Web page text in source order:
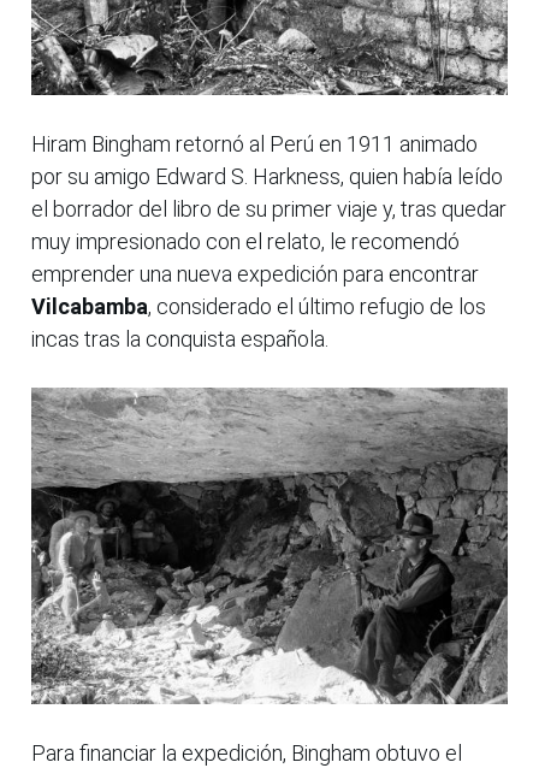
Hiram Bingham retornó al Perú en 1911 animado
por su amigo Edward S. Harkness, quien había leído
el borrador del libro de su primer viaje y, tras quedar
muy impresionado con el relato, le recomendó
emprender una nueva expedición para encontrar
Vilcabamba, considerado el último refugio de los
incas tras la conquista española.
Para financiar la expedición, Bingham obtuvo el